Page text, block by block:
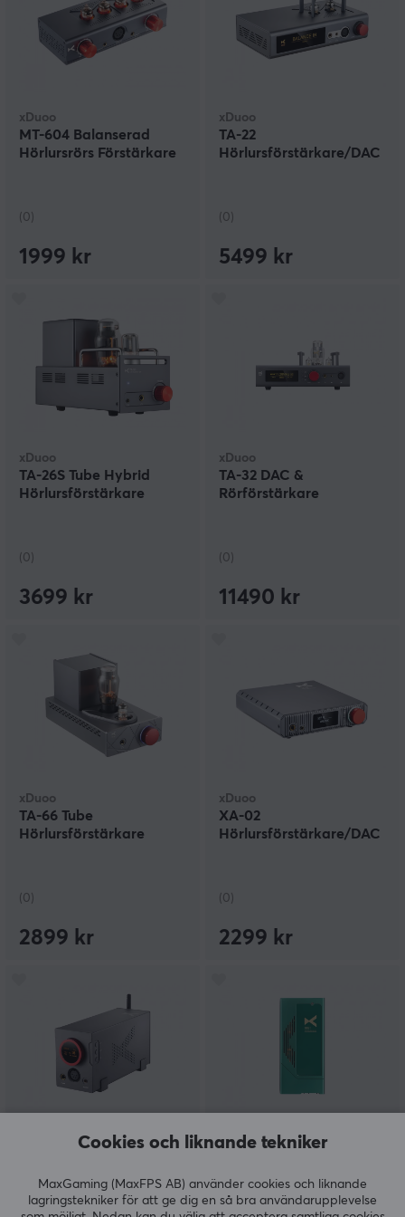
xDuoo
MT-604 Balanserad
Hörlursrörs Förstärkare
(0)
1999 kr
xDuoo
TA-22
Hörlursförstärkare/DAC
(0)
5499 kr
xDuoo
TA-26S Tube Hybrid
Hörlursförstärkare
(0)
3699 kr
xDuoo
TA-32 DAC &
Rörförstärkare
(0)
11490 kr
xDuoo
TA-66 Tube
Hörlursförstärkare
(0)
2899 kr
xDuoo
XA-02
Hörlursförstärkare/DAC
(0)
2299 kr
xDuoo
Cookies och liknande tekniker
MaxGaming (MaxFPS AB) använder cookies och liknande
lagringstekniker för att ge dig en så bra användarupplevelse